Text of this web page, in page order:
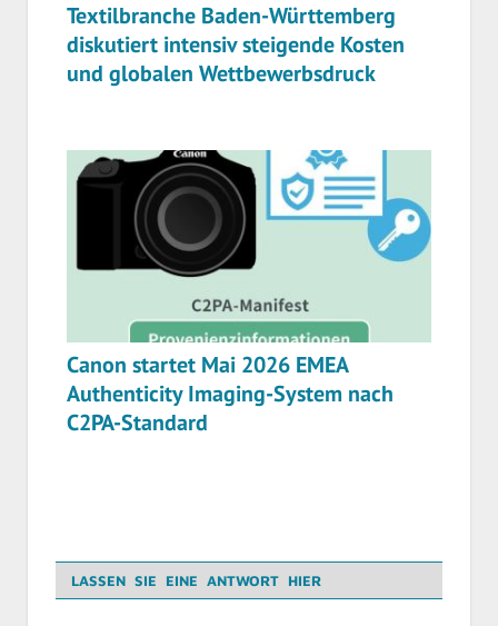
Textilbranche Baden-Württemberg
diskutiert intensiv steigende Kosten
und globalen Wettbewerbsdruck
Canon startet Mai 2026 EMEA
Authenticity Imaging-System nach
C2PA-Standard
LASSEN SIE EINE ANTWORT HIER